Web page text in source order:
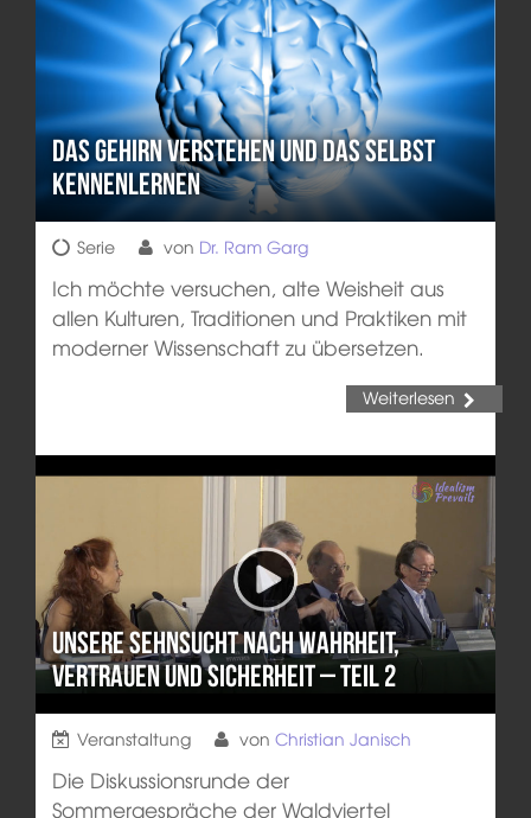
Das Gehirn verstehen und das Selbst
kennenlernen
Serie von Dr. Ram Garg
Ich möchte versuchen, alte Weisheit aus
allen Kulturen, Traditionen und Praktiken mit
moderner Wissenschaft zu übersetzen.
Weiterlesen
Unsere Sehnsucht nach Wahrheit,
Vertrauen und Sicherheit – Teil 2
Veranstaltung von Christian Janisch
Die Diskussionsrunde der
Sommergespräche der Waldviertel